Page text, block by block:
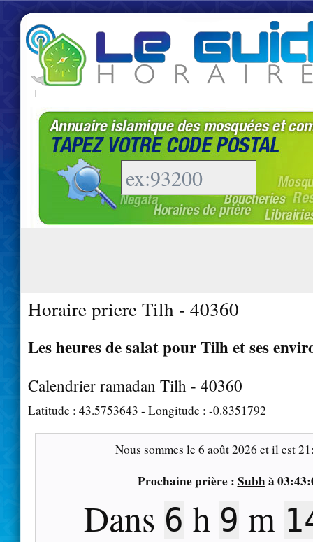
|
Horaire priere Tilh - 40360
Les heures de salat pour Tilh et ses
Calendrier ramadan Tilh - 40360
Latitude : 43.5753643 - Longitude : -0.8351792
Nous sommes le6 août 2026 et il est
Prochaine prière : Subhà
Dans 6 h 9 m